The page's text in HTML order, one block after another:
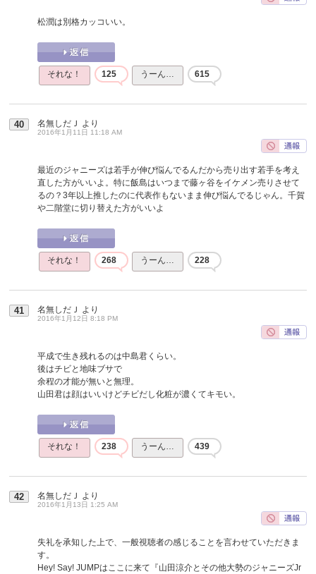
松潤は別格カッコいい。
それな！ 125 うーん… 615
40 名無しだＪ より
2016年1月11日 11:18 AM
最近のジャニーズは若手が伸び悩んでるんだから売り出す若手を考え
直した方がいいよ。特に飯島はいつまで藤ヶ谷をイケメン売りさせて
るの？3年以上推したのに代表作もないまま伸び悩んでるじゃん。千賀
や二階堂に切り替えた方がいいよ
それな！ 268 うーん… 228
41 名無しだＪ より
2016年1月12日 8:18 PM
平成で生き残れるのは中島君くらい。
後はチビと地味ブサで
余程の才能が無いと無理。
山田君は顔はいいけどチビだし化粧が濃くてキモい。
それな！ 238 うーん… 439
42 名無しだＪ より
2016年1月13日 1:25 AM
失礼を承知した上で、一般視聴者の感じることを言わせていただきま
す。
Hey! Say! JUMPはここに来て『山田涼介とその他大勢のジャニーズJr